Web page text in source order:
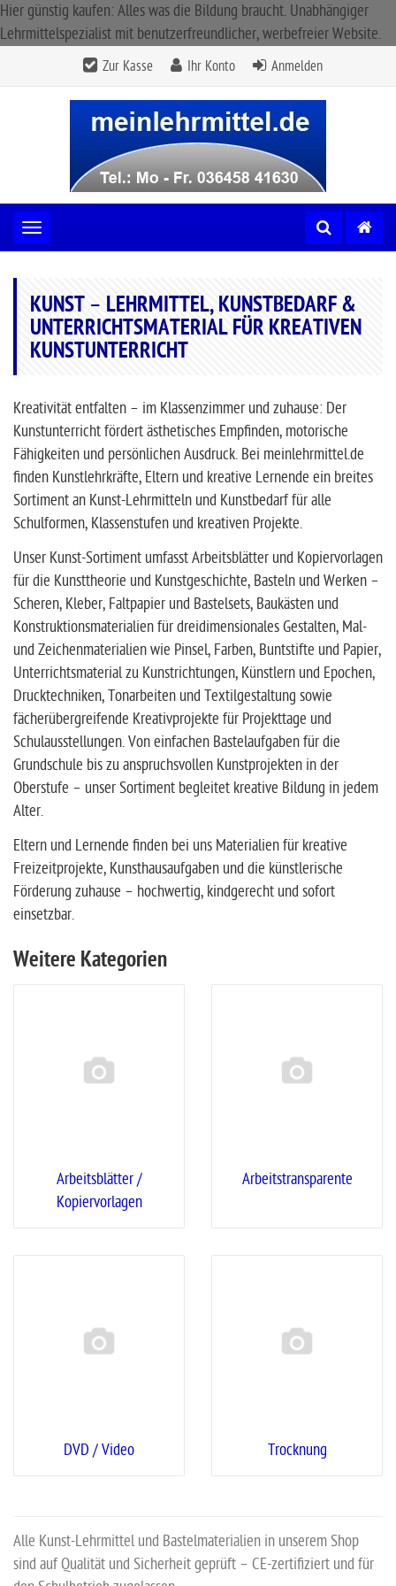
Hier günstig kaufen: Alles was die Bildung braucht. Unabhängiger
Lehrmittelspezialist mit benutzerfreundlicher, werbefreier Website.
Zur Kasse Ihr Konto Anmelden
Toggle navigation
KUNST – LEHRMITTEL, KUNSTBEDARF &
UNTERRICHTSMATERIAL FÜR KREATIVEN
KUNSTUNTERRICHT
Kreativität entfalten – im Klassenzimmer und zuhause: Der
Kunstunterricht fördert ästhetisches Empfinden, motorische
Fähigkeiten und persönlichen Ausdruck. Bei meinlehrmittel.de
finden Kunstlehrkräfte, Eltern und kreative Lernende ein breites
Sortiment an Kunst-Lehrmitteln und Kunstbedarf für alle
Schulformen, Klassenstufen und kreativen Projekte.
Unser Kunst-Sortiment umfasst Arbeitsblätter und Kopiervorlagen
für die Kunsttheorie und Kunstgeschichte, Basteln und Werken –
Scheren, Kleber, Faltpapier und Bastelsets, Baukästen und
Konstruktionsmaterialien für dreidimensionales Gestalten, Mal-
und Zeichenmaterialien wie Pinsel, Farben, Buntstifte und Papier,
Unterrichtsmaterial zu Kunstrichtungen, Künstlern und Epochen,
Drucktechniken, Tonarbeiten und Textilgestaltung sowie
fächerübergreifende Kreativprojekte für Projekttage und
Schulausstellungen. Von einfachen Bastelaufgaben für die
Grundschule bis zu anspruchsvollen Kunstprojekten in der
Oberstufe – unser Sortiment begleitet kreative Bildung in jedem
Alter.
Eltern und Lernende finden bei uns Materialien für kreative
Freizeitprojekte, Kunsthausaufgaben und die künstlerische
Förderung zuhause – hochwertig, kindgerecht und sofort
einsetzbar.
Weitere Kategorien
Arbeitsblätter /
Kopiervorlagen
Arbeitstransparente
DVD / Video Trocknung
Alle Kunst-Lehrmittel und Bastelmaterialien in unserem Shop
sind auf Qualität und Sicherheit geprüft – CE-zertifiziert und für